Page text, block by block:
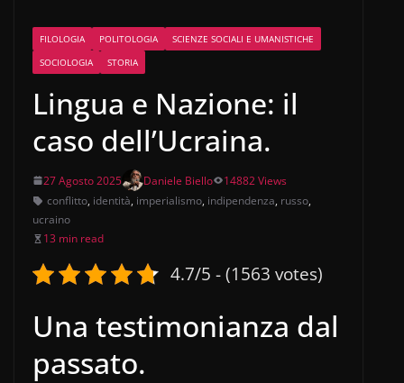
FILOLOGIA POLITOLOGIA
SCIENZE SOCIALI E UMANISTICHE
SOCIOLOGIA
STORIA
Lingua e Nazione: il
caso dell’Ucraina.
27 Agosto 2025 Daniele Biello
14882 Views
conflitto, identità, imperialismo, indipendenza, russo,
ucraino
13 min read
4.7/5 - (1563 votes)
Una testimonianza dal
passato.